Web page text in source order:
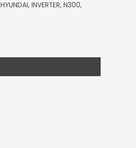
HYUNDAI, INVERTER, N300,